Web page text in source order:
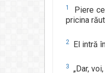
1
Piere
pricina
2 El intră
3 „Dar,